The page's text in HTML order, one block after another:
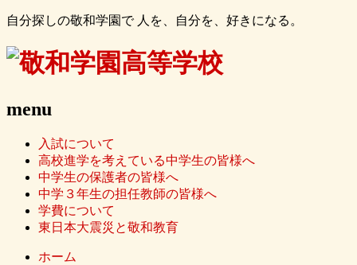
自分探しの敬和学園で 人を、自分を、好きになる。
menu
入試について
高校進学を考えている中学生の皆様へ
中学生の保護者の皆様へ
中学３年生の担任教師の皆様へ
学費について
東日本大震災と敬和教育
ホーム